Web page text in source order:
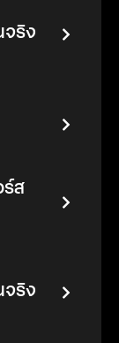
จริง
ร์ส
จริง